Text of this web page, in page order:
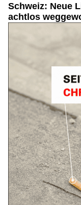
Schweiz: Neue
achtlos